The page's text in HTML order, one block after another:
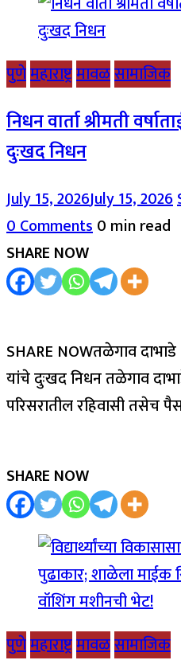
पुणेमहाराष्ट्रमावळसामाजिक
निधन वार्ता श्रीमती
दुःखद निधन
July 15, 2026July 15, 2026
0 Comments0 min read
SHARE NOW
SHARE NOWतळेगाव दाभाडे
यांचे दुःखद निधन तळेगाव
परिसरातील रहिवासी तसेच
SHARE NOW
पुणेमहाराष्ट्रमावळसामाजिक